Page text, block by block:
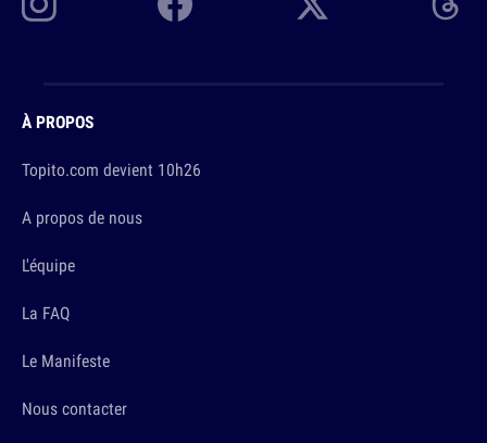
À PROPOS
Topito.com devient 10h26
A propos de nous
L'équipe
La FAQ
Le Manifeste
Nous contacter